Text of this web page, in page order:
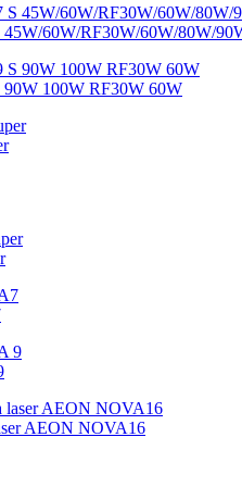
60W/RF30W/60W/80W/
100W RF30W 60W
AEON NOVA16